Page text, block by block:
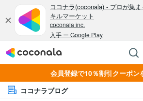
会員登録で10％割引クーポン
ココナラブログ